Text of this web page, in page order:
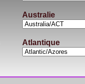
Australie
Atlantique